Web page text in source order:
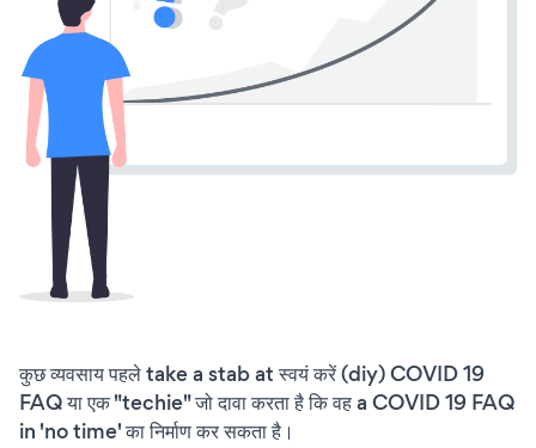
कुछ व्यवसाय पहले take a stab at स्वयं करें (diy) COVID 19
FAQ या एक "techie" जो दावा करता है कि वह a COVID 19 FAQ
in 'no time' का निर्माण कर सकता है।